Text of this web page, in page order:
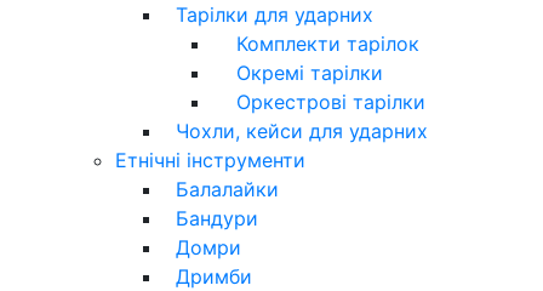
Тарілки для ударних
Комплекти тарілок
Окремі тарілки
Оркестрові тарілки
Чохли, кейси для ударних
Етнічні інструменти
Балалайки
Бандури
Домри
Дримби